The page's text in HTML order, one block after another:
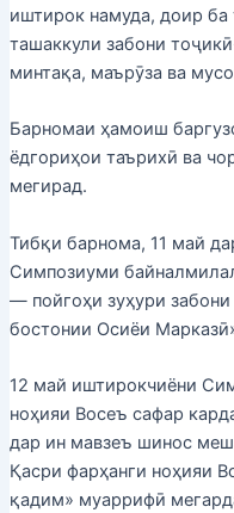
иштирок намуда, доир
ташаккули забони
минтақа, маърӯза ва
Барномаи ҳамоиш
ёдгориҳои таърихӣ ва
мегирад.
Тибқи барнома, 11 май
Симпозиуми
— пойгоҳи зуҳури
бостонии Осиёи
12 май иштирокчиёни
ноҳияи Восеъ сафар
дар ин мавзеъ шинос
Қасри фарҳанги ноҳияи
қадим» муаррифӣ